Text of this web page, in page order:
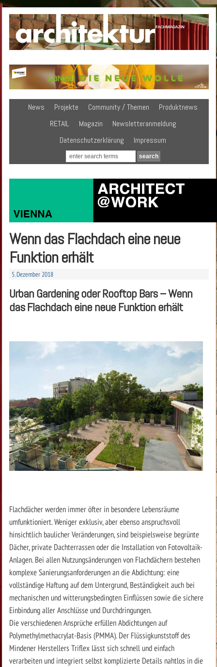
News Projekte Community / Themen
Produktnews
RETAIL
Magazin
Newsletteranmeldung
Datenschutzerklärung
Impressum
Wenn das Flachdach eine neue
Funktion erhält
5. Dezember 2018
Urban Gardening oder Rooftop Bars – Wenn
das Flachdach eine neue Funktion erhält
Flachdächer werden immer öfter in besondere Lebensräume
umfunktioniert. Weniger exklusiv, aber ebenso anspruchsvoll
hinsichtlich baulicher Veränderungen, sind beispielsweise begrünte
Dächer, private Dachterrassen oder die Installation von Fotovoltaik-
Anlagen. Bei allen Nutzungsänderungen von Flachdächern bestehen
komplexe Sanierungsanforderungen an die Abdichtung: eine
vollständige Haftung auf dem Untergrund, Beständigkeit auch bei
mechanischen und witterungsbedingten Einflüssen sowie die sichere
Einbindung aller Anschlüsse und Durchdringungen.
Die verschiedenen Ansprüche erfüllen Abdichtungen auf
Polymethylmethacrylat-Basis (PMMA). Der Flüssigkunststoff des
Mindener Herstellers Triflex lässt sich schnell und einfach
verarbeiten und integriert selbst komplizierte Details nahtlos in die